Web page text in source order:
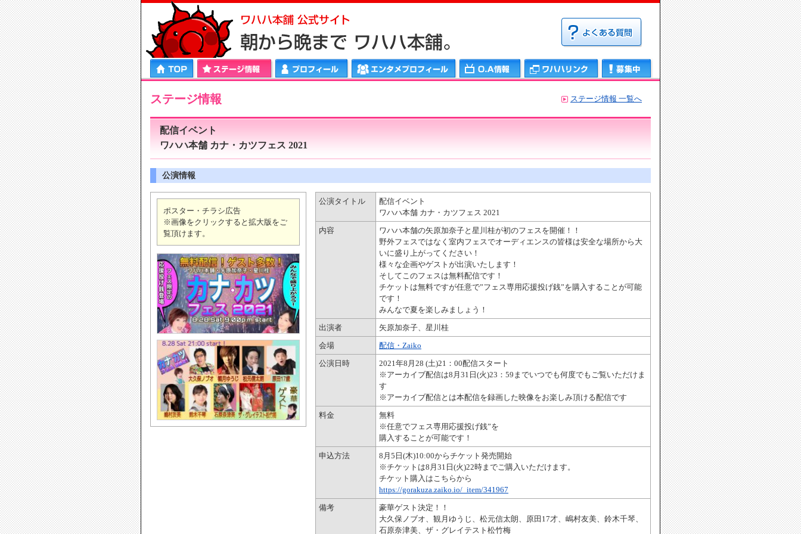
ステージ情報 プロフィールエンタメプロフィール ＯＡ情報 ワハハリンク 募集中
ステージ情報 ステージ情報 一覧へ
配信イベント
ワハハ本舗 カナ・カツフェス 2021
公演情報
ポスター・チラシ広告
※画像をクリックすると拡大版をご
覧頂けます。
公演タイトル
配信イベント
ワハハ本舗 カナ・カツフェス 2021
内容
ワハハ本舗の矢原加奈子と星川桂が初のフェスを開催！！
野外フェスではなく室内フェスでオーディエンスの皆様は安全な場所から大
いに盛り上がってください！
様々な企画やゲストが出演いたします！
そしてこのフェスは無料配信です！
チケットは無料ですが任意で”フェス専用応援投げ銭”を購入することが可能
です！
みんなで夏を楽しみましょう！
出演者
矢原加奈子、星川桂
会場
配信・Zaiko
公演日時
2021年8月28 (土)21：00配信スタート
※アーカイブ配信は8月31日(火)23：59までいつでも何度でもご覧いただけま
す
※アーカイブ配信とは本配信を録画した映像をお楽しみ頂ける配信です
料金
無料
※任意でフェス専用応援投げ銭”を
購入することが可能です！
申込方法
8月5日(木)10:00からチケット発売開始
※チケットは8月31日(火)22時までご購入いただけます。
チケット購入はこちらから
https://gorakuza.zaiko.io/_item/341967
備考
豪華ゲスト決定！！
大久保ノブオ、観月ゆうじ、松元信太朗、原田17才、嶋村友美、鈴木千琴、
石原奈津美、ザ・グレイテスト松竹梅